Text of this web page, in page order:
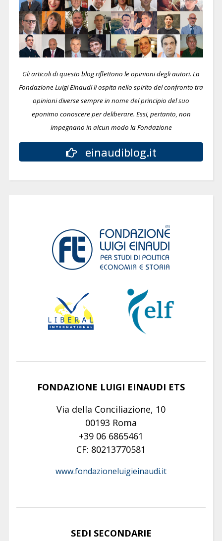
Gli articoli di questo blog riflettono le opinioni degli autori. La
Fondazione Luigi Einaudi li ospita nello spirito del confronto tra
opinioni diverse sempre in nome del principio del suo
eponimo conoscere per deliberare. Essi, pertanto, non
impegnano in alcun modo la Fondazione
einaudiblog.it
FONDAZIONE LUIGI EINAUDI ETS
Via della Conciliazione, 10
00193 Roma
+39 06 6865461
CF: 80213770581
www.fondazioneluigieinaudi.it
SEDI SECONDARIE